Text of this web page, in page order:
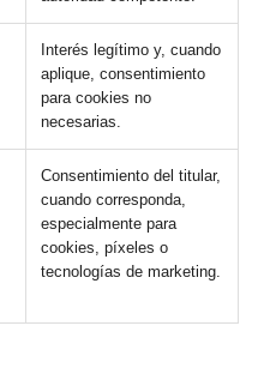
Interés legítimo y, cuando
aplique, consentimiento
para cookies no
necesarias.
Consentimiento del titular,
cuando corresponda,
especialmente para
cookies, píxeles o
tecnologías de marketing.